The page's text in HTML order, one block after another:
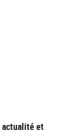
actualité et